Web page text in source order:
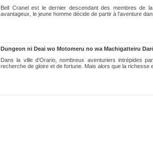
Bell Cranel est le dernier descendant des membres de
avantageux, le jeune homme décide de partir à l’aventure
Dungeon ni Deai wo Motomeru no wa Machigatteiru
Dans la ville d'Orario, nombreux aventuriers intrépides
recherche de gloire et de fortune. Mais alors que la richesse